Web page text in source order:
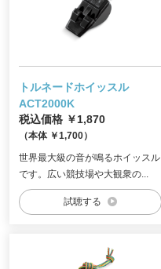
トルネードホイッスル
ACT2000K
税込価格 ￥1,870
（本体 ￥1,700）
世界最大級の音が鳴るホイッスル
です。広い競技場や大観衆の...
試聴する